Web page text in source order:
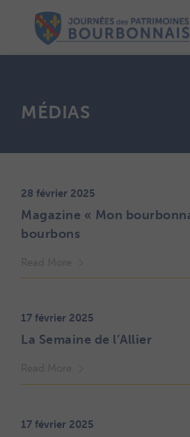
MÉDIAS
28 février 2025
Magazine « Mon
bourbons
Read More
17 février 2025
La Semaine de l’Allier
Read More
17 février 2025